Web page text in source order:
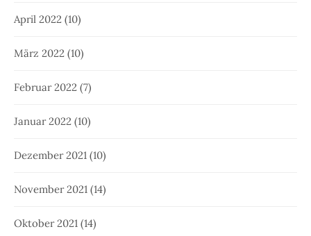
April 2022 (10)
März 2022 (10)
Februar 2022 (7)
Januar 2022 (10)
Dezember 2021 (10)
November 2021 (14)
Oktober 2021 (14)